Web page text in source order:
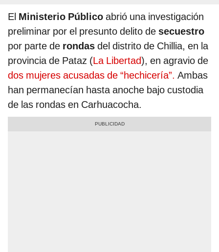
El Ministerio Público abrió una investigación
preliminar por el presunto delito de secuestro
por parte de rondas del distrito de Chillia, en la
provincia de Pataz (La Libertad), en agravio de
dos mujeres acusadas de “hechicería”. Ambas
han permanecían hasta anoche bajo custodia
de las rondas en Carhuacocha.